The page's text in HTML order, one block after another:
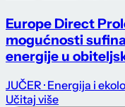
Europe Direct
mogućnosti
energije u
JUČER · Energija i
Učitaj više